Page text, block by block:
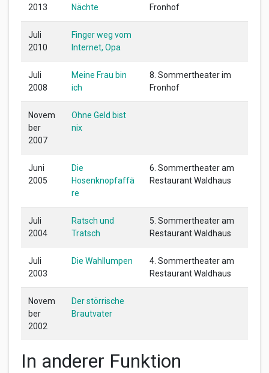
2013
Nächte
Fronhof
Juli
2010
Finger weg vom
Internet, Opa
Juli
2008
Meine Frau bin
ich
8. Sommertheater im
Fronhof
Novem
ber
2007
Ohne Geld bist
nix
Juni
2005
Die
Hosenknopfaffä
re
6. Sommertheater am
Restaurant Waldhaus
Juli
2004
Ratsch und
Tratsch
5. Sommertheater am
Restaurant Waldhaus
Juli
2003
Die Wahllumpen
4. Sommertheater am
Restaurant Waldhaus
Novem
ber
2002
Der störrische
Brautvater
In anderer Funktion